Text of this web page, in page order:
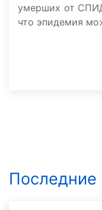
умерших от
что эпидемия
Последние